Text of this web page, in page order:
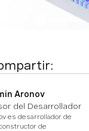
Aronov
del Desarrollador
es desarrollador de
de